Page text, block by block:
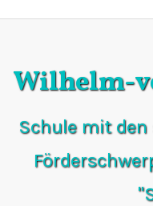
Wilhelm-
Schule mit